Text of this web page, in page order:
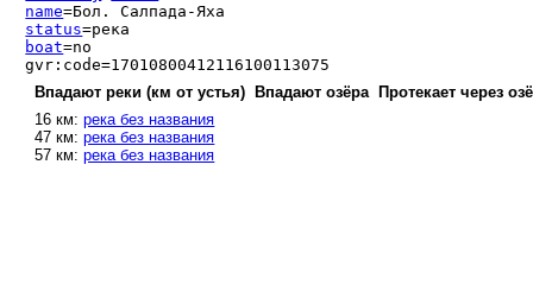
name=Бол. Салпада-Яха
status=река
boat=no
gvr:code=17010800412116100113075
Впадают реки (км от устья)
Впадают озёра
Протекает через
16 км:река без названия
47 км:река без названия
57 км:река без названия